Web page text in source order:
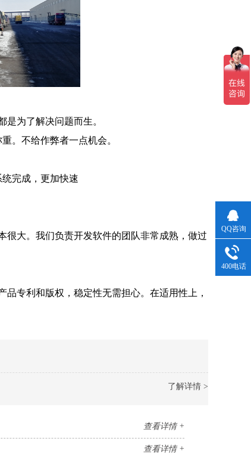
为了解决问题而生。
。不给作弊者一点机会。
完成，更加快速
大。我们负责开发软件的团队非常成熟，做过
专利和版权，稳定性无需担心。在适用性上，
了解详情 >
查看详情 +
查看详情 +
QQ咨询
400电话